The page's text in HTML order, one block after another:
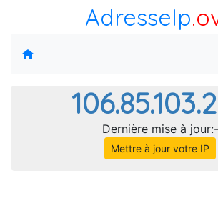
AdresseIp
Dernière mise à jour:-
Mettre à jour votre IP